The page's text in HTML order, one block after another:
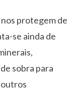
protegem de
se ainda de
sobra para
outros